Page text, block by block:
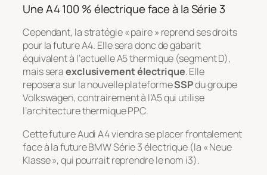
Une A4 100 % électrique face à la Série 3
Cependant, la stratégie « paire » reprend ses droits
pour la future A4. Elle sera donc de gabarit
équivalent à l’actuelle A5 thermique (segment D),
mais seraexclusivement électrique. Elle
reposera sur la nouvelle plateformeSSPdu groupe
Volkswagen, contrairement à l’A5 qui utilise
l’architecture thermique PPC.
Cette future Audi A4 viendra se placer frontalement
face à la future BMW Série 3 électrique (la « Neue
Klasse », qui pourrait reprendre le nom i3).